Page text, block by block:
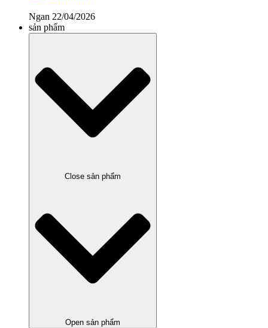
Ngan 22/04/2026
sản phẩm
Close sản phẩm
Open sản phẩm